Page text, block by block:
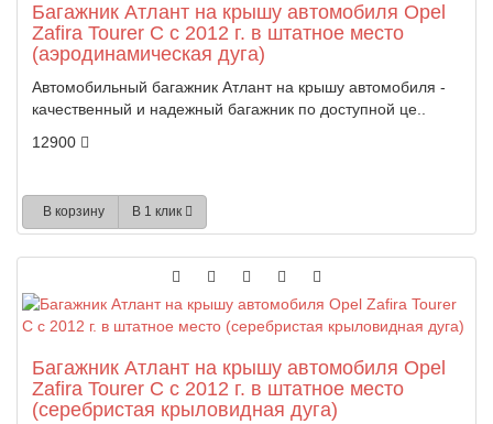
Багажник Атлант на крышу автомобиля Opel
Zafira Tourer C с 2012 г. в штатное место
(аэродинамическая дуга)
Автомобильный багажник Атлант на крышу автомобиля -
качественный и надежный багажник по доступной це..
12900
В корзину В 1 клик
Багажник Атлант на крышу автомобиля Opel
Zafira Tourer C с 2012 г. в штатное место
(серебристая крыловидная дуга)